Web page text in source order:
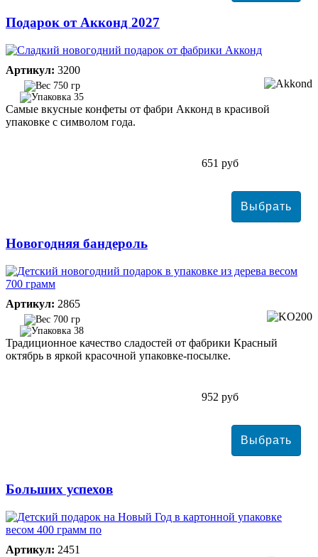
Подарок от Акконд 2027
Артикул: 3200
750 гр
35
Самые вкусные конфеты от фабри Акконд в красивой
упаковке с символом года.
651 руб
Новогодняя бандероль
Артикул: 2865
700 гр
38
Традиционное качество сладостей от фабрики Красный
октябрь в яркой красочной упаковке-посылке.
952 руб
Больших успехов
Артикул: 2451